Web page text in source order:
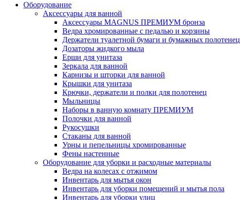
Оборудование
Аксессуары для ванной
Аксессуары MAGNUS ПРЕМИУМ бронза
Ведра хромированные с педалью и корзины
Держатели туалетной бумаги и бумажных полотенец
Дозаторы жидкого мыла
Ерши для унитаза
Зеркала для ванной
Карнизы и шторки для ванной
Крышки для унитаза
Крючки, держатели и полки для полотенец
Мыльницы
Наборы в ванную комнату ПРЕМИУМ
Полочки для ванной
Рукосушки
Стаканы для ванной
Урны и пепельницы хромированные
Фены настенные
Оборудование для уборки и расходные материалы
Ведра на колесах с отжимом
Инвентарь для мытья окон
Инвентарь для уборки помещений и мытья пола
Инвентарь для уборки улиц